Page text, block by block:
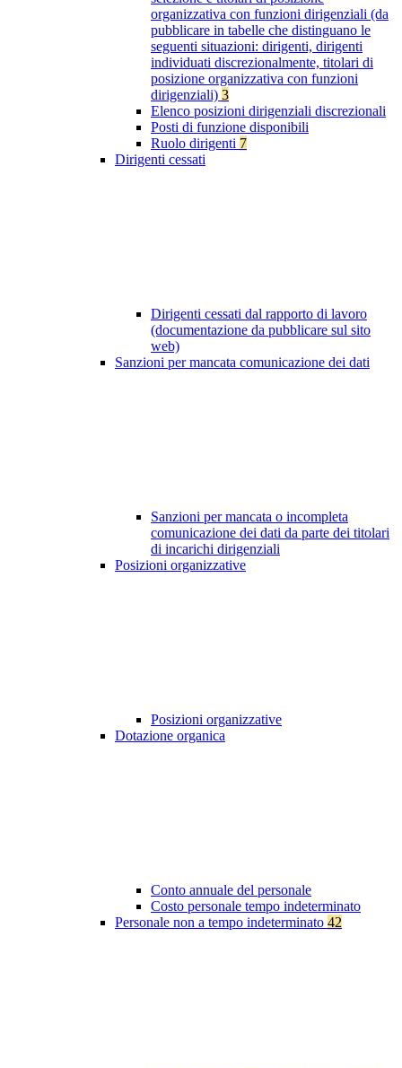
organizzativa con funzioni dirigenziali (da
pubblicare in tabelle che distinguano le
seguenti situazioni: dirigenti, dirigenti
individuati discrezionalmente, titolari di
posizione organizzativa con funzioni
dirigenziali) 3
Elenco posizioni dirigenziali discrezionali
Posti di funzione disponibili
Ruolo dirigenti 7
Dirigenti cessati
Dirigenti cessati dal rapporto di lavoro
(documentazione da pubblicare sul sito
web)
Sanzioni per mancata comunicazione dei dati
Sanzioni per mancata o incompleta
comunicazione dei dati da parte dei titolari
di incarichi dirigenziali
Posizioni organizzative
Posizioni organizzative
Dotazione organica
Conto annuale del personale
Costo personale tempo indeterminato
Personale non a tempo indeterminato 42